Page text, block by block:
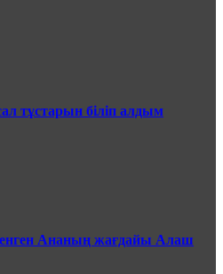
тұстарын біліп алдым
Ананың жағдайы Алаш